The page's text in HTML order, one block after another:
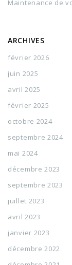
Maintenance de
ARCHIVES
février 2026
juin 2025
avril 2025
février 2025
octobre 2024
septembre 2024
mai 2024
décembre 2023
septembre 2023
juillet 2023
avril 2023
janvier 2023
décembre 2022